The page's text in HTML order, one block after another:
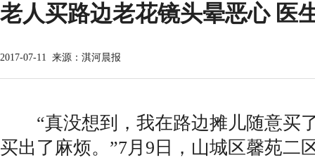
老人买路边老花镜头晕恶心 医
2017-07-11 来源：淇河晨报
“真没想到，我在路边摊儿随意买
买出了麻烦。”7月9日，山城区馨苑二